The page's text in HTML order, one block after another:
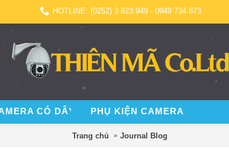
HOTLINE: (0252) 3 823 949 - 0949 734 873
CÓ DÂY PHỤ KIỆN CAMERA
Trang chủ Journal Blog